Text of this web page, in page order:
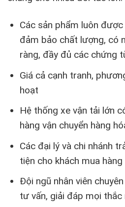
Các sản phẩm luôn
đảm bảo chất lượng, có
ràng, đầy đủ các chứng
Giá cả cạnh tranh,
hoạt
Hệ thống xe vận tải lớn
hàng vận chuyển hàng
Các đại lý và chi nhánh
tiện cho khách mua hàng
Đội ngũ nhân viên
tư vấn, giải đáp mọi thắc